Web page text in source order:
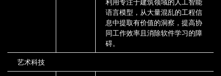
语言模型，从大量混乱的工程信
息中提取有价值的洞察，提高协
同工作效率且消除软件学习的障
碍。
艺术科技